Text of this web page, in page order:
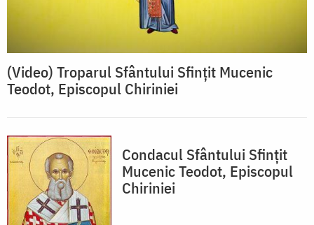
(Video) Troparul Sfântului Sfințit Mucenic
Teodot, Episcopul Chiriniei
Condacul Sfântului Sfinţit
Mucenic Teodot, Episcopul
Chiriniei